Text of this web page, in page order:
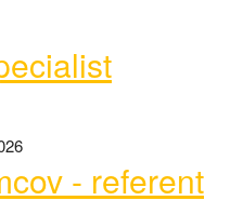
- referent